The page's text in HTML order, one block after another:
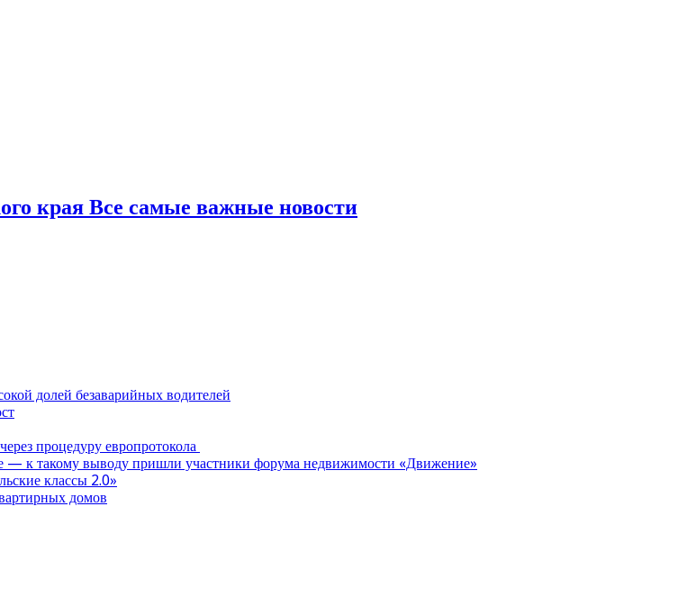
края Все самые важные новости
долей безаварийных водителей
процедуру европротокола
— к такому выводу пришли участники форума недвижимости «Движение»
классы 2.0»
домов